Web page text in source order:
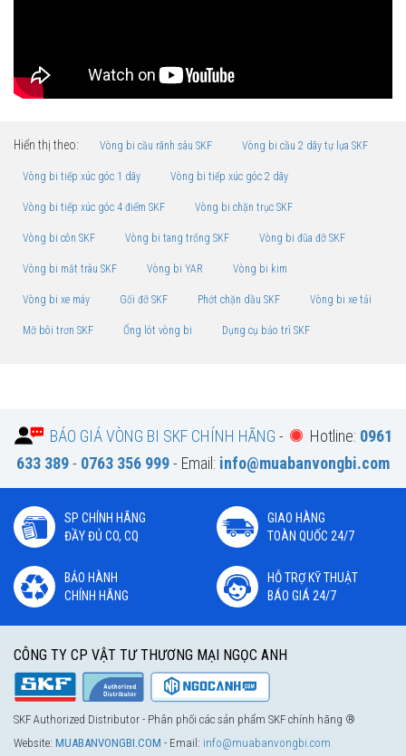
Hiển thị theo: Vòng bi cầu rãnh sâu SKF Vòng bi cầu 2 dãy tự lựa SKF
Vòng bi tiếp xúc góc 1 dãy Vòng bi tiếp xúc góc 2 dãy
Vòng bi tiếp xúc góc 4 điểm SKF Vòng bi chặn trục SKF
Vòng bi côn SKF Vòng bi tang trống SKF Vòng bi đũa đỡ SKF
Vòng bi mắt trâu SKF Vòng bi YAR Vòng bi kim
Vòng bi xe máy Gối đỡ SKF Phớt chặn dầu SKF Vòng bi xe tải
Mỡ bôi trơn SKF Ống lót vòng bi Dụng cụ bảo trì SKF
BÁO GIÁ VÒNG BI SKF CHÍNH HÃNG - Hotline: 0961
633 389- 0763 356 999- Email: info@muabanvongbi.com
SP CHÍNH HÃNG
ĐẦY ĐỦ CO, CQ
GIAO HÀNG
TOÀN QUỐC 24/7
BẢO HÀNH
CHÍNH HÃNG
HỖ TRỢ KỸ THUẬT
BÁO GIÁ 24/7
CÔNG TY CP VẬT TƯ THƯƠNG MẠI NGỌC ANH
SKF Authorized Distributor - Phân phối các sản phẩm SKF chính hãng ®
Website: MUABANVONGBI.COM - Email: info@muabanvongbi.com